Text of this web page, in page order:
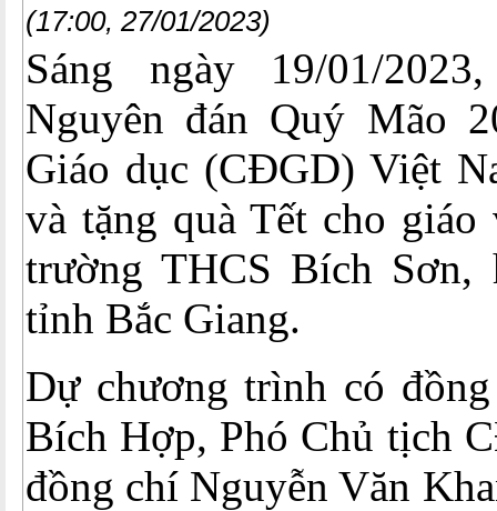
(17:00, 27/01/2023)
Sáng ngày 19/01/
Nguyên đán Quý Mão
Giáo dục (CĐGD) Việt
và tặng quà Tết cho
trường THCS Bích Sơn,
tỉnh Bắc Giang.
Dự chương trình có
Bích Hợp, Phó Chủ tịch
đồng chí Nguyễn Văn